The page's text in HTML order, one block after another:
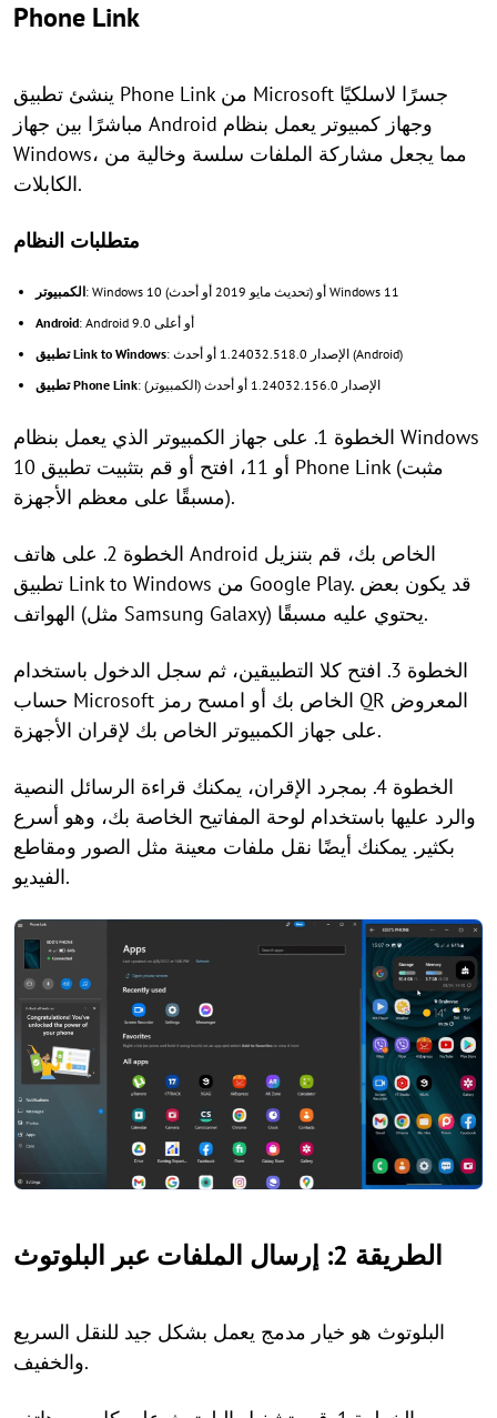
Phone Link
ينشئ تطبيق Phone Link من Microsoft جسرًا لاسلكيًا
مباشرًا بين جهاز Android وجهاز كمبيوتر يعمل بنظام
Windows، مما يجعل مشاركة الملفات سلسة وخالية من
الكابلات.
متطلبات النظام
الكمبيوتر
: Windows 10 (تحديث مايو 2019 أو أحدث) أو Windows 11
Android
: Android 9.0 أو أعلى
تطبيق Link to Windows
: الإصدار 1.24032.518.0 أو أحدث (Android)
تطبيق Phone Link
: الإصدار 1.24032.156.0 أو أحدث (الكمبيوتر)
الخطوة 1. على جهاز الكمبيوتر الذي يعمل بنظام Windows
10 أو 11، افتح أو قم بتثبيت تطبيق Phone Link (مثبت
مسبقًا على معظم الأجهزة).
الخطوة 2. على هاتف Android الخاص بك، قم بتنزيل
تطبيق Link to Windows من Google Play. قد يكون بعض
الهواتف (مثل Samsung Galaxy) يحتوي عليه مسبقًا.
الخطوة 3. افتح كلا التطبيقين، ثم سجل الدخول باستخدام
حساب Microsoft الخاص بك أو امسح رمز QR المعروض
على جهاز الكمبيوتر الخاص بك لإقران الأجهزة.
الخطوة 4. بمجرد الإقران، يمكنك قراءة الرسائل النصية
والرد عليها باستخدام لوحة المفاتيح الخاصة بك، وهو أسرع
بكثير. يمكنك أيضًا نقل ملفات معينة مثل الصور ومقاطع
الفيديو.
الطريقة 2: إرسال الملفات عبر البلوتوث
البلوتوث هو خيار مدمج يعمل بشكل جيد للنقل السريع
والخفيف.